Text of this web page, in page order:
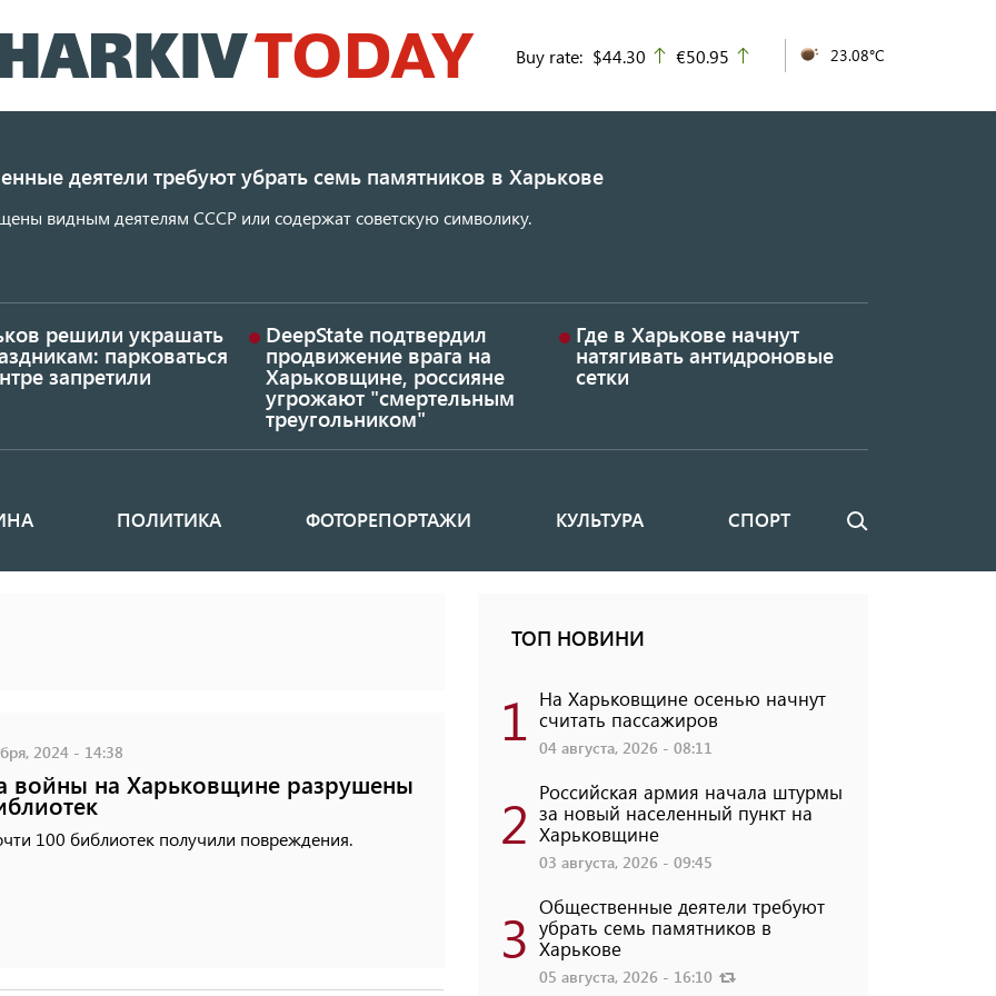
к
основному
Buy rate: $44.30 up
€50.95 23.08°C
деятели требуют убрать семь памятников в Харькове
видным деятелям СССР или содержат советскую символику.
решили украшать
парковаться
запретили
DeepState подтвердил
продвижение врага на
Харьковщине, россияне
угрожают "смертельным
треугольником"
Где в Харькове начнут
натягивать антидроновые
сетки
ПОЛИТИКА ФОТОРЕПОРТАЖИ КУЛЬТУРА СПОРТ Поиск
2024 - 14:38
войны на Харьковщине разрушены
100 библиотек получили повреждения.
ТОП НОВИНИ
1 На Харьковщине осенью начнут
считать пассажиров
04 августа, 2026 - 08:11
2 Российская армия начала штурмы
за новый населенный пункт на
Харьковщине
03 августа, 2026 - 09:45
3 Общественные деятели требуют
убрать семь памятников в
Харькове
05 августа, 2026 - 16:10